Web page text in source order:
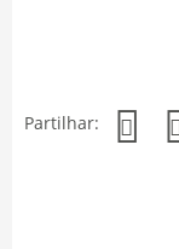
Partilhar: